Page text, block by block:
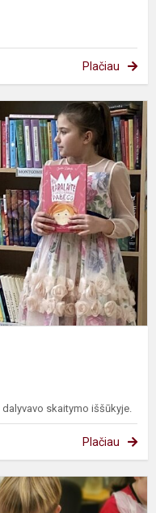
Plačiau
skaitymo iššūkyje.
Plačiau